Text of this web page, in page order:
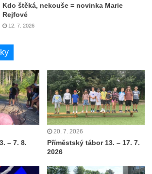
Kdo štěká, nekouše = novinka Marie
Rejfové
12. 7. 2026
– 7. 8.
20. 7. 2026
Příměstský tábor 13. – 17. 7.
2026